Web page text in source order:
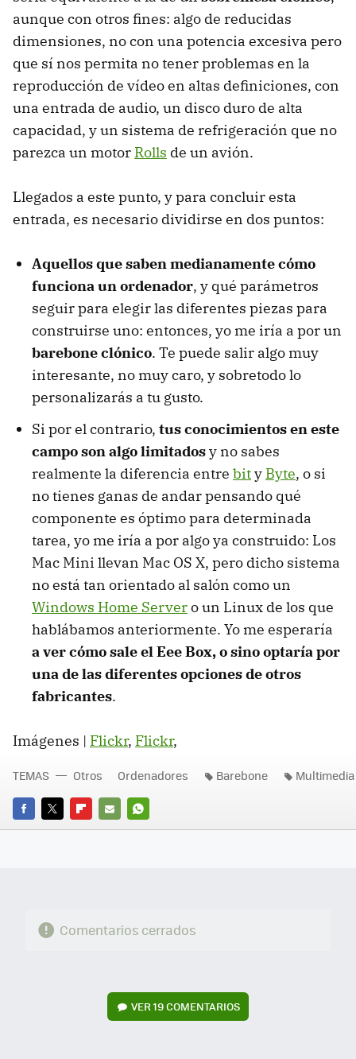
aunque con otros fines: algo de reducidas
dimensiones, no con una potencia excesiva pero
que sí nos permita no tener problemas en la
reproducción de vídeo en altas definiciones, con
una entrada de audio, un disco duro de alta
capacidad, y un sistema de refrigeración que no
parezca un motor Rolls de un avión.
Llegados a este punto, y para concluir esta
entrada, es necesario dividirse en dos puntos:
Aquellos que saben medianamente cómo
funciona un ordenador, y qué parámetros
seguir para elegir las diferentes piezas para
construirse uno: entonces, yo me iría a por un
barebone clónico. Te puede salir algo muy
interesante, no muy caro, y sobretodo lo
personalizarás a tu gusto.
Si por el contrario, tus conocimientos en este
campo son algo limitadosy no sabes
realmente la diferencia entre bity Byte, o si
no tienes ganas de andar pensando qué
componente es óptimo para determinada
tarea, yo me iría a por algo ya construido: Los
Mac Mini llevan Mac OS X, pero dicho sistema
no está tan orientado al salón como un
Windows Home Servero un Linux de los que
hablábamos anteriormente. Yo me esperaría
a ver cómo sale el Eee Box, o sino optaría por
una de las diferentes opciones de otros
fabricantes.
Imágenes | Flickr, Flickr,
FACEBOOK
TWITTERFLIPBOARD
E-
WHATSAPP
TEMAS Otros Ordenadores Barebone Multimedia
Comentarios cerrados
VER19 COMENTARIOS